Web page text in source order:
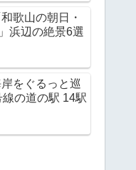
和歌山の朝日・
浜辺の絶景6選
岸をぐるっと巡
線の道の駅 14駅